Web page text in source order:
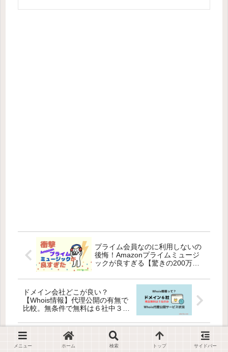
プライム会員なのに利用しないの
後悔！Amazonプライムミュージ
ックが良すぎる【驚きの200万
ドメイン会社どこが良い？
【Whois情報】代理公開の有無で
比較。無条件で無料は６社中３社
メニュー ホーム 検索 トップ サイドバー